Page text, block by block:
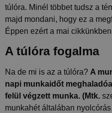
túlóra. Minél többet tudsz a
majd mondani, hogy ez a
Éppen ezért a mai
A túlóra fogalma
Na de mi is az a túlóra? A
napi munkaidőt
felül végzett munka. (Mtk.
munkahét általában